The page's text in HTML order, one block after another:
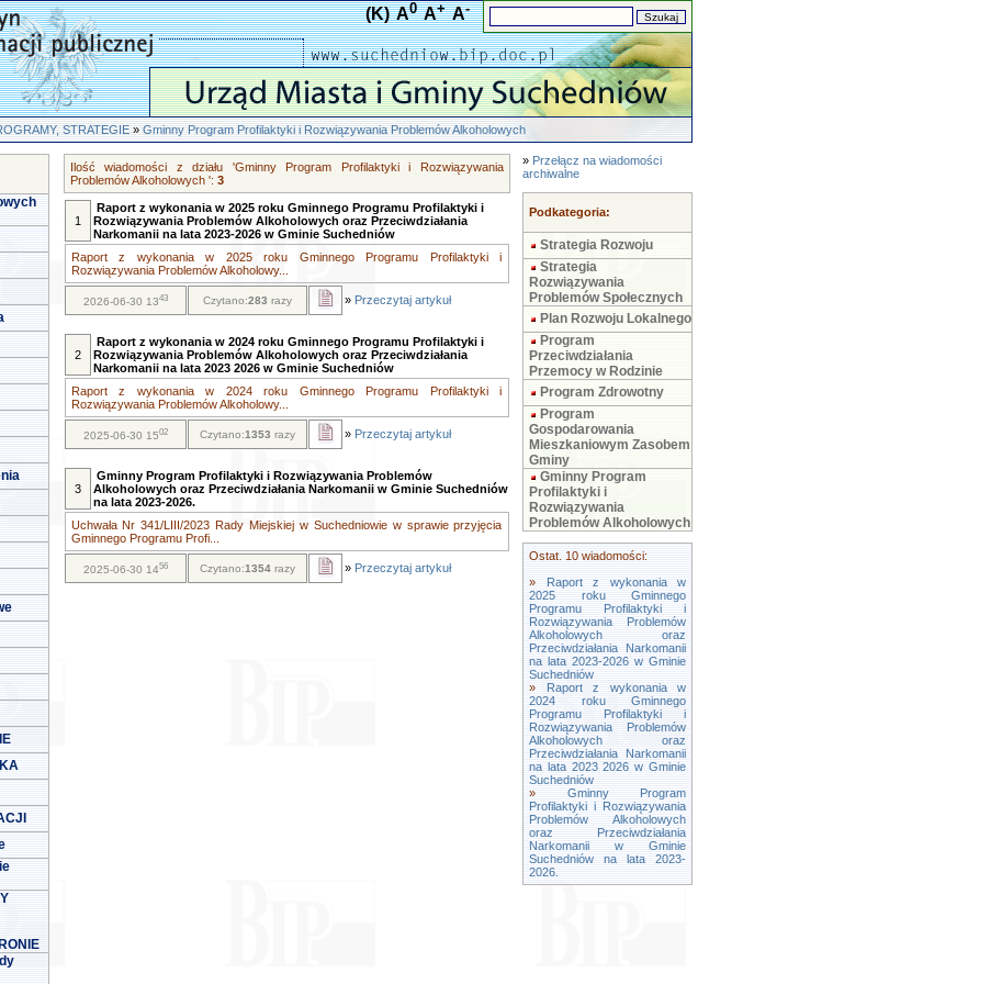
(K) A0 A+ A-
STRATEGIE»Gminny Program Profilaktyki i Rozwiązywania Problemów Alkoholowych
Ilość wiadomości z działu 'Gminny Program Profilaktyki i Rozwiązywania
Problemów Alkoholowych ': 3
1
Raport z wykonania w 2025 roku Gminnego Programu Profilaktyki i
Rozwiązywania Problemów Alkoholowych oraz Przeciwdziałania
Narkomanii na lata 2023-2026 w Gminie Suchedniów
Raport z wykonania w 2025 roku Gminnego Programu Profilaktyki i
Rozwiązywania Problemów Alkoholowy...
2026-06-30 1343 Czytano:283 razy » Przeczytaj artykuł
2
Raport z wykonania w 2024 roku Gminnego Programu Profilaktyki i
Rozwiązywania Problemów Alkoholowych oraz Przeciwdziałania
Narkomanii na lata 2023 2026 w Gminie Suchedniów
Raport z wykonania w 2024 roku Gminnego Programu Profilaktyki i
Rozwiązywania Problemów Alkoholowy...
2025-06-30 1502 Czytano:1353 razy » Przeczytaj artykuł
3
Gminny Program Profilaktyki i Rozwiązywania Problemów
Alkoholowych oraz Przeciwdziałania Narkomanii w Gminie Suchedniów
na lata 2023-2026.
Uchwała Nr 341/LIII/2023 Rady Miejskiej w Suchedniowie w sprawie przyjęcia
Gminnego Programu Profi...
2025-06-30 1456 Czytano:1354razy » Przeczytaj artykuł
» Przełącz na wiadomości
archiwalne
Podkategoria:
Strategia Rozwoju
Strategia
Rozwiązywania
Problemów Społecznych
Plan Rozwoju Lokalnego
Program
Przeciwdziałania
Przemocy w Rodzinie
Program Zdrowotny
Program
Gospodarowania
Mieszkaniowym Zasobem
Gminy
Gminny Program
Profilaktyki i
Rozwiązywania
Problemów Alkoholowych
Ostat. 10 wiadomości:
»
Raport z wykonania w
2025 roku Gminnego
Programu Profilaktyki i
Rozwiązywania Problemów
Alkoholowych oraz
Przeciwdziałania Narkomanii
na lata 2023-2026 w Gminie
Suchedniów
»
Raport z wykonania w
2024 roku Gminnego
Programu Profilaktyki i
Rozwiązywania Problemów
Alkoholowych oraz
Przeciwdziałania Narkomanii
na lata 2023 2026 w Gminie
Suchedniów
» Gminny Program
Profilaktyki i Rozwiązywania
Problemów Alkoholowych
oraz Przeciwdziałania
Narkomanii w Gminie
Suchedniów na lata 2023-
2026.